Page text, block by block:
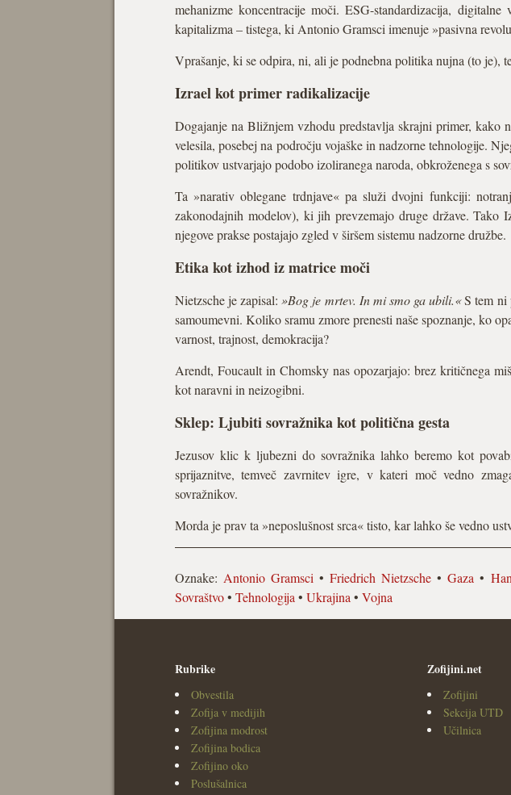
mehanizme koncentracije moči. ESG-standardizacija,
kapitalizma – tistega, ki Antonio Gramsci imenuje »pasivna
Vprašanje, ki se odpira, ni, ali je podnebna politika nujna (to
Izrael kot primer radikalizacije
Dogajanje na Bližnjem vzhodu predstavlja skrajni primer, kako
velesila, posebej na področju vojaške in nadzorne tehnologije.
politikov ustvarjajo podobo izoliranega naroda, obkroženega s
Ta »narativ oblegane trdnjave« pa služi dvojni funkciji:
zakonodajnih modelov), ki jih prevzemajo druge države.
njegove prakse postajajo zgled v širšem sistemu nadzorne družbe.
Etika kot izhod iz matrice moči
Nietzsche je zapisal:»Bog je mrtev. In mi smo ga ubili.«S tem ni
samoumevni. Koliko sramu zmore prenesti naše spoznanje, ko
varnost, trajnost, demokracija?
Arendt, Foucault in Chomsky nas opozarjajo: brez kritičnega
kot naravni in neizogibni.
Sklep: Ljubiti sovražnika kot politična gesta
Jezusov klic k ljubezni do sovražnika lahko beremo kot
sprijaznitve, temveč zavrnitev igre, v kateri moč vedno
sovražnikov.
Morda je prav ta »neposlušnost srca« tisto, kar lahko še vedno
Oznake: Antonio Gramsci •Friedrich Nietzsche •Gaza •
Sovraštvo• Tehnologija • Ukrajina • Vojna
Rubrike
Obvestila
Zofija v medijih
Zofijina modrost
Zofijina bodica
Zofijino oko
Poslušalnica
Zofijini.net
Zofijini
Sekcija UTD
Učilnica